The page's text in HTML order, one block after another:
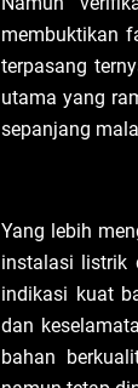
membuktikan
terpasang
utama yang
sepanjang
Yang lebih
instalasi listrik
indikasi kuat
dan
bahan